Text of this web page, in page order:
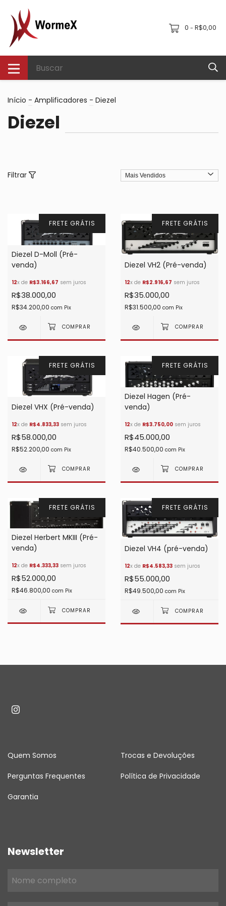
0 - R$0,00
Início - Amplificadores - Diezel
Diezel
Filtrar
FRETE GRÁTIS
Diezel D-Moll (Pré-
venda)
12x de R$3.166,67 sem juros
R$38.000,00
R$34.200,00 com Pix
FRETE GRÁTIS
Diezel VH2 (Pré-venda)
12x de R$2.916,67 sem juros
R$35.000,00
R$31.500,00 com Pix
FRETE GRÁTIS
Diezel VHX (Pré-venda)
12x de R$4.833,33 sem juros
R$58.000,00
R$52.200,00 com Pix
FRETE GRÁTIS
Diezel Hagen (Pré-
venda)
12x de R$3.750,00 sem juros
R$45.000,00
R$40.500,00 com Pix
FRETE GRÁTIS
Diezel Herbert MKIII (Pré-
venda)
12x de R$4.333,33 sem juros
R$52.000,00
R$46.800,00 com Pix
FRETE GRÁTIS
Diezel VH4 (pré-venda)
12x de R$4.583,33 sem juros
R$55.000,00
R$49.500,00 com Pix
Quem Somos Trocas e Devoluções
Perguntas Frequentes Política de Privacidade
Garantia
Newsletter